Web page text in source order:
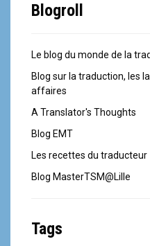
Blogroll
Le blog du monde de la
Blog sur la traduction, les
affaires
A Translator's Thoughts
Blog EMT
Les recettes du traducteur
Blog MasterTSM@Lille
Tags